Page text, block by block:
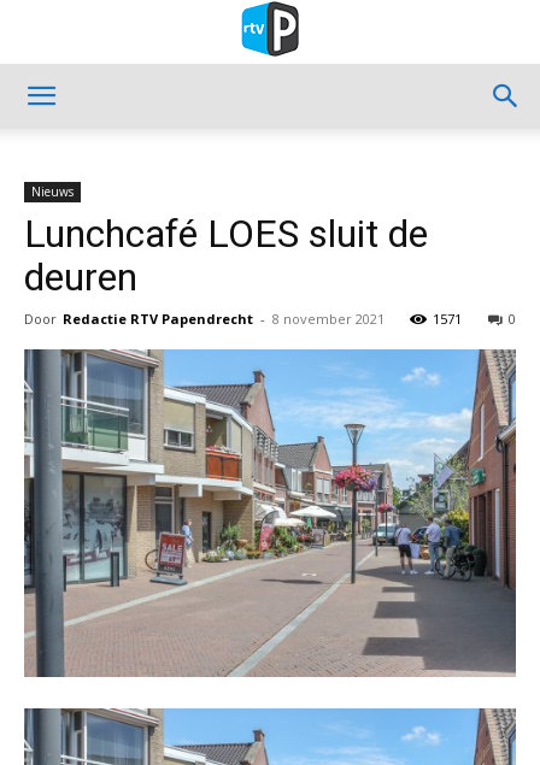
Nieuws
Lunchcafé LOES sluit de
deuren
Door Redactie RTV Papendrecht - 8 november 2021 0
1571